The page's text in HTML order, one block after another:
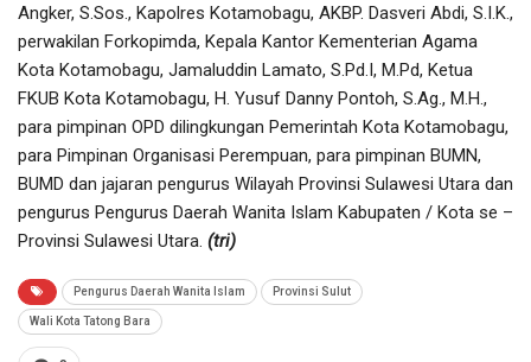
Angker, S.Sos., Kapolres Kotamobagu, AKBP. Dasveri Abdi, S.I.K.,
perwakilan Forkopimda, Kepala Kantor Kementerian Agama
Kota Kotamobagu, Jamaluddin Lamato, S.Pd.I, M.Pd, Ketua
FKUB Kota Kotamobagu, H. Yusuf Danny Pontoh, S.Ag., M.H.,
para pimpinan OPD dilingkungan Pemerintah Kota Kotamobagu,
para Pimpinan Organisasi Perempuan, para pimpinan BUMN,
BUMD dan jajaran pengurus Wilayah Provinsi Sulawesi Utara dan
pengurus Pengurus Daerah Wanita Islam Kabupaten / Kota se –
Provinsi Sulawesi Utara. (tri)
Pengurus Daerah Wanita Islam Provinsi Sulut
Wali Kota Tatong Bara